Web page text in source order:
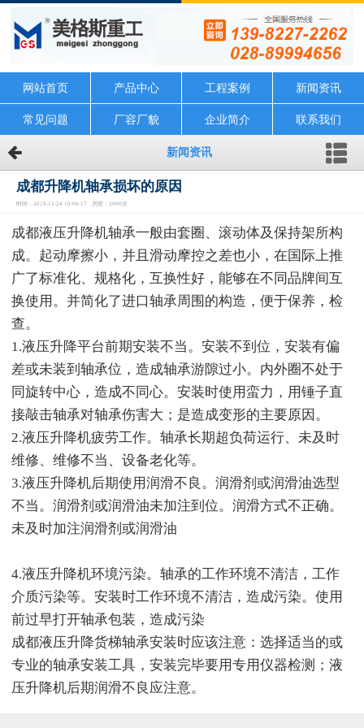
网站首页 产品中心 工程案例 新闻资讯
常见问题 厂容厂貌 企业简介 联系我们
新闻资讯
成都升降机轴承损坏的原因
时间：2018-12-24 10:06:17 浏览：2900次
成都液压升降机轴承一般由套圈、滚动体及保持架所构
成。起动摩擦小，并且滑动摩控之差也小，在国际上推
广了标准化、规格化，互换性好，能够在不同品牌间互
换使用。并简化了进口轴承周围的构造，便于保养，检
查。
1.液压升降平台前期安装不当。安装不到位，安装有偏
差或未装到轴承位，造成轴承游隙过小。内外圈不处于
同旋转中心，造成不同心。安装时使用蛮力，用锤子直
接敲击轴承对轴承伤害大；是造成变形的主要原因。
2.液压升降机疲劳工作。轴承长期超负荷运行、未及时
维修、维修不当、设备老化等。
3.液压升降机后期使用润滑不良。润滑剂或润滑油选型
不当。润滑剂或润滑油未加注到位。润滑方式不正确。
未及时加注润滑剂或润滑油
4.液压升降机环境污染。轴承的工作环境不清洁，工作
介质污染等。安装时工作环境不清洁，造成污染。使用
前过早打开轴承包装，造成污染
成都液压升降货梯轴承安装时应该注意：选择适当的或
专业的轴承安装工具，安装完毕要用专用仪器检测；液
压升降机后期润滑不良应注意。